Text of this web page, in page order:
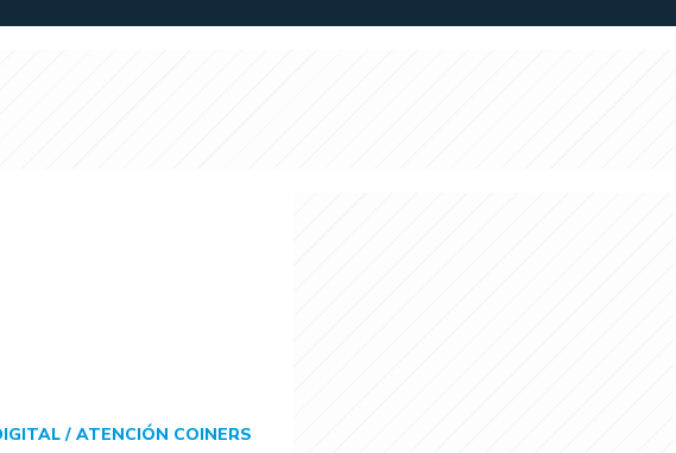
/ ATENCIÓN COINERS